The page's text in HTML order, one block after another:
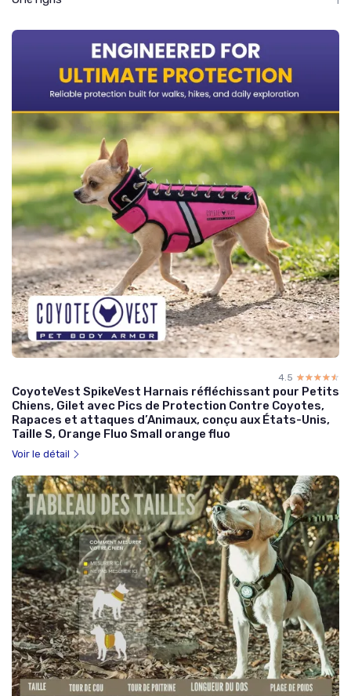
4.5 ☆☆☆☆☆
★★★★★
CoyoteVest SpikeVest Harnais réfléchissant pour Petits
Chiens, Gilet avec Pics de Protection Contre Coyotes,
Rapaces et attaques d’Animaux, conçu aux États-Unis,
Taille S, Orange Fluo Small orange fluo
Voir le détail